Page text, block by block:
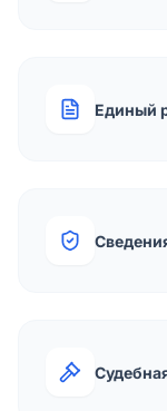
Единый